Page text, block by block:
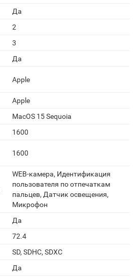
Да
2
3
Да
Apple
Apple
MacOS 15 Sequoia
1600
1600
WEB-камера, Идентификация
пользователя по отпечаткам
пальцев, Датчик освещения,
Микрофон
Да
72.4
SD, SDHC, SDXC
Да